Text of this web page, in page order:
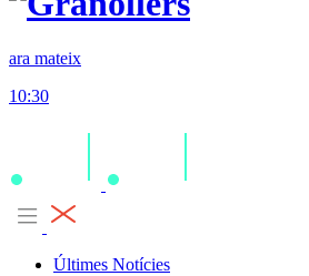
ara mateix
10:30
Últimes Notícies